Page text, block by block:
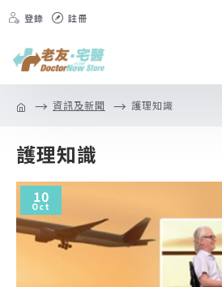
登錄 註冊
資訊及新聞 護理知識
護理知識
10
Oct